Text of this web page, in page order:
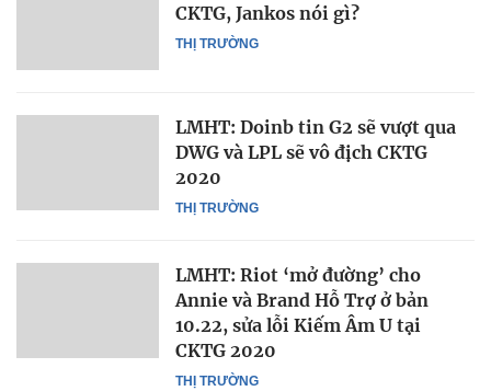
THỊ TRƯỜNG
CKTG, Jankos nói gì?
THỊ TRƯỜNG
LMHT: Doinb tin G2 sẽ vượt qua
DWG và LPL sẽ vô địch CKTG
2020
THỊ TRƯỜNG
LMHT: Riot ‘mở đường’ cho
Annie và Brand Hỗ Trợ ở bản
10.22, sửa lỗi Kiếm Âm U tại
CKTG 2020